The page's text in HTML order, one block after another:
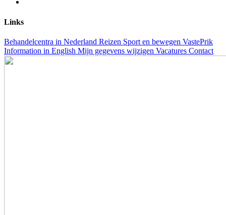
Links
Behandelcentra in Nederland Reizen Sport en bewegen VastePrik
Information in English Mijn gegevens wijzigen Vacatures Contact